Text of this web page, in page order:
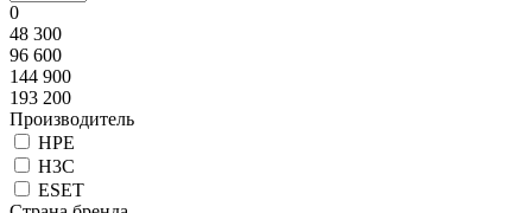
0
48 300
96 600
144 900
193 200
Производитель
HPE
H3C
ESET